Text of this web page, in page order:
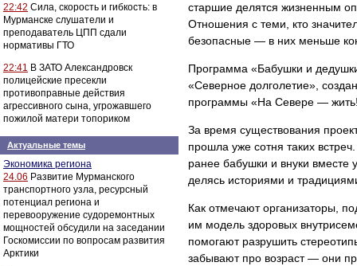
22:42 Сила, скорость и гибкость: в
Мурманске слушатели и
преподаватель ЦПП сдали
нормативы ГТО
22:41 В ЗАТО Александровск
полицейские пресекли
противоправные действия
агрессивного сына, угрожавшего
пожилой матери топориком
Актуальные темы
Экономика региона
24.06 Развитие Мурманского
транспортного узла, ресурсный
потенциал региона и
перевооружение судоремонтных
мощностей обсудили на заседании
Госкомиссии по вопросам развития
Арктики
старшие делятся жизненным
Отношения с теми, кто
безопасные — в них меньше
Программа «Бабушки и
«Северное долголетие»,
программы «На Севере —
За время существования
прошла уже сотня таких
ранее бабушки и внуки вместе
делясь историями и
Как отмечают организаторы,
им модель здоровых
помогают разрушить
забывают про возраст — они